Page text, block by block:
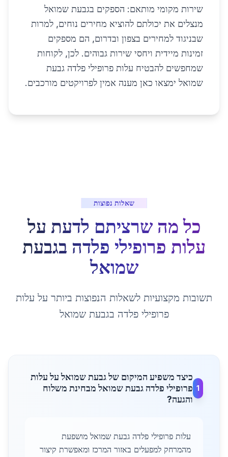
שירות מקומי מותאם: הספקים בגבעת שמואל
מנצלים את יכולתם להוציא מחירים נוחים, למרות
שבניגוד למחירים בצפון ובדרום, הם מספקים
זמינות מיידית ויחסי שירות גבוהים. לכן, לקוחות
שמחפשים להבטיח עלות פרופילי פלדה גבעת
שמואל ימצאו כאן מענה אמין לפרויקטים מורכבים.
שאלות נפוצות
כל מה שרציתם לדעת על
עלות פרופילי פלדה בגבעת
שמואל
תשובות מקצועיות לשאלות הנפוצות ביותר על עלות
פרופילי פלדה בגבעת שמואל
1
כיצד משפיע המיקום של גבעת שמואל על עלות
פרופילי פלדה גבעת שמואל מבחינת משלוח
והגעה?
עלות פרופילי פלדה גבעת שמואל מושפעת
מהמרחק למפעלים באזור המרכז ומאפשרת קיצור